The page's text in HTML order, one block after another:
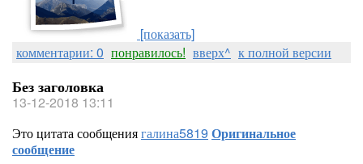
[показать]
комментарии: 0 понравилось! вверх^ к полной версии
Без заголовка
13-12-2018 13:11
Это цитата сообщениягалина5819 Оригинальное
сообщение